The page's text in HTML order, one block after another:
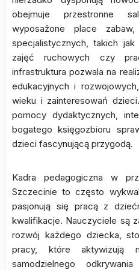
obejmuje przestronne
wyposażone place
specjalistycznych, takich
zajęć ruchowych czy
infrastruktura pozwala na
edukacyjnych i
wieku i zainteresowań
pomocy dydaktycznych,
bogatego księgozbioru
dzieci fascynującą przygodą.
Kadra pedagogiczna w
Szczecinie to często
pasjonują się pracą z
kwalifikacje. Nauczyciele są
rozwój każdego dziecka,
pracy, które aktywizują
samodzielnego